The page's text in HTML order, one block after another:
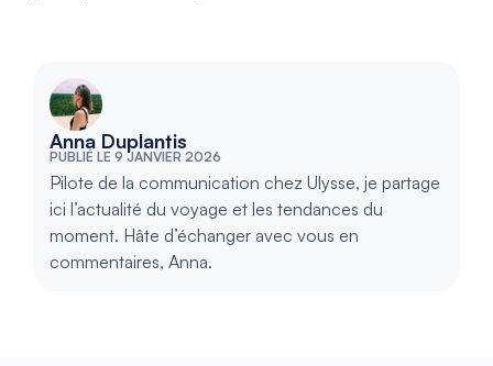
Anna Duplantis
PUBLIÉ LE 9 JANVIER 2026
Pilote de la communication chez Ulysse, je partage
ici l’actualité du voyage et les tendances du
moment. Hâte d’échanger avec vous en
commentaires, Anna.